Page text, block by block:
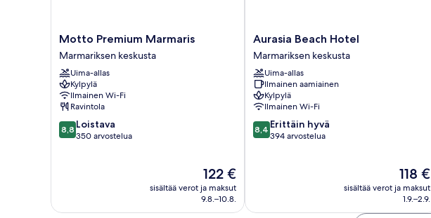
Motto
Premium
Marmaris
Marmariksen
keskusta
Motto Premium Marmaris
Marmariksen keskusta
Uima-allas
Kylpylä
Ilmainen Wi-Fi
Ravintola
8.8
kautta
8,8 Loistava
350 arvostelua
Hinta
on
122 €
122 €
sisältää verot ja maksut
9.8.–10.8.
Aurasia
Beach
Hotel
Marmariksen
keskusta
Aurasia Beach Hotel
Marmariksen keskusta
Uima-allas
Ilmainen aamiainen
Kylpylä
Ilmainen Wi-Fi
8.4
kautta
8,4 Erittäin hyvä
394 arvostelua
Hinta
on
118 €
118 €
sisältää verot ja maksut
1.9.–2.9.